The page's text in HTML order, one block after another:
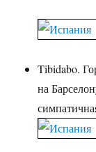
Tibidabo.
на